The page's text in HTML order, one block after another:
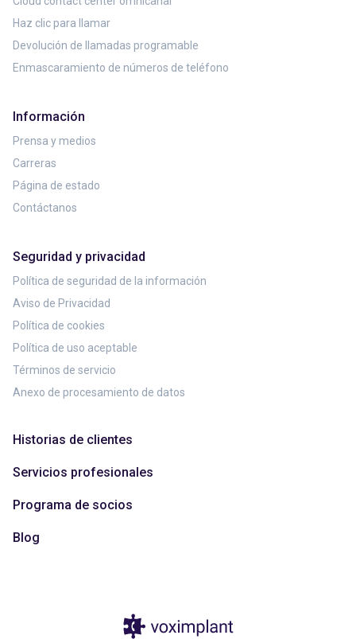
Haz clic para llamar
Devolución de llamadas programable
Enmascaramiento de números de teléfono
Información
Prensa y medios
Carreras
Página de estado
Contáctanos
Seguridad y privacidad
Política de seguridad de la información
Aviso de Privacidad
Política de cookies
Política de uso aceptable
Términos de servicio
Anexo de procesamiento de datos
Historias de clientes
Servicios profesionales
Programa de socios
Blog